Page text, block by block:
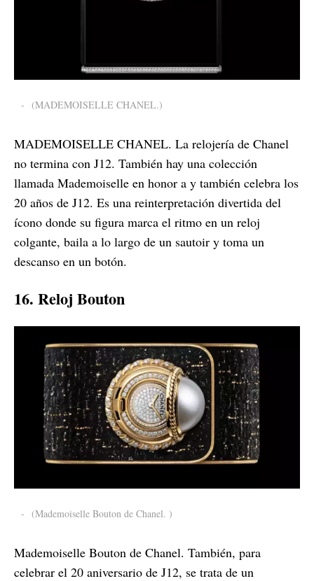
- (MADEMOISELLE CHANEL.)
MADEMOISELLE CHANEL. La relojería de Chanel
no termina con J12. También hay una colección
llamada Mademoiselle en honor a y también celebra los
20 años de J12. Es una reinterpretación divertida del
ícono donde su figura marca el ritmo en un reloj
colgante, baila a lo largo de un sautoir y toma un
descanso en un botón.
16. Reloj Bouton
- (Mademoiselle Bouton de Chanel. )
Mademoiselle Bouton de Chanel. También, para
celebrar el 20 aniversario de J12, se trata de un